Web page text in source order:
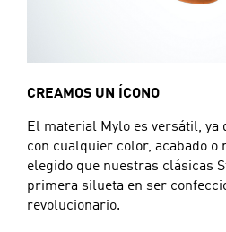
CREAMOS UN ÍCONO
El material Mylo es versátil, ya
con cualquier color, acabado o
elegido que nuestras clásicas
primera silueta en ser
revolucionario.